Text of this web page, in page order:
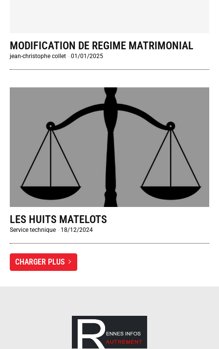
MODIFICATION DE REGIME MATRIMONIAL
jean-christophe collet -01/01/2025
LES HUITS MATELOTS
Service technique - 18/12/2024
CHARGER PLUS